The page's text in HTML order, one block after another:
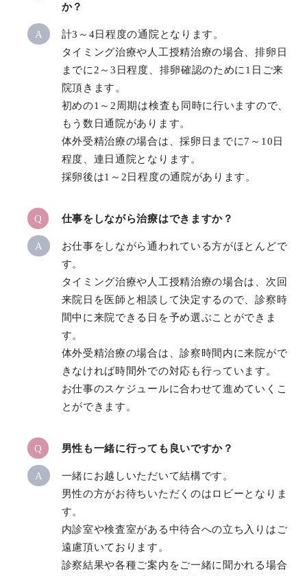
か？
A
計3～4日程度の通院となります。
タイミング治療や人工授精治療の場合、排卵日
までに2～3日程度、排卵確認のために1日ご来
院頂きます。
初めの1～2周期は検査も同時に行いますので、
もう数日通院があります。
体外受精治療の場合は、採卵日までに7～10日
程度、連日通院となります。
採卵後は1～2日程度の通院があります。
Q 仕事をしながら治療はできますか？
A
お仕事をしながら通われている方がほとんどで
す。
タイミング治療や人工授精治療の場合は、次回
来院日を医師と相談して決定するので、診察時
間中に来院できる日を予め選ぶことができま
す。
体外受精治療の場合は、診察時間内に来院がで
きなければ時間外での対応も行っています。
お仕事のスケジュールに合わせて進めていくこ
とができます。
Q 男性も一緒に行っても良いですか？
A
一緒にお越しいただいて結構です。
男性の方がお待ちいただくのはロビーとなりま
す。
内診室や検査室がある中待合への立ち入りはご
遠慮頂いております。
診察結果や各種ご案内をご一緒に聞かれる場合